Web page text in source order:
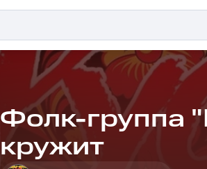
Фолк-группа
кружит